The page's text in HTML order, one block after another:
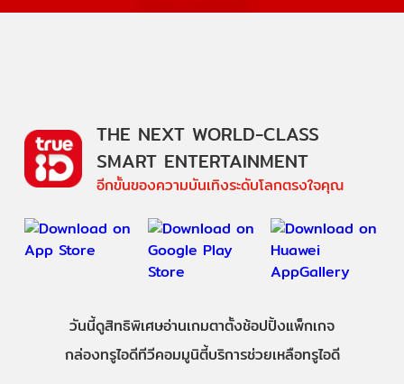
THE NEXT WORLD-CLASS
SMART ENTERTAINMENT
อีกขั้นของความบันเทิงระดับโลกตรงใจคุณ
วันนี้ดูสิทธิพิเศษอ่านเกมตาตั้งช้อปปิ้งแพ็กเกจ
กล่องทรูไอดีทีวีคอมมูนิตี้บริการช่วยเหลือทรูไอดี